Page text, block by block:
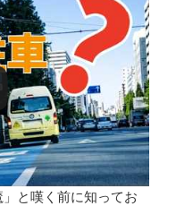
」と嘆く前に知ってお